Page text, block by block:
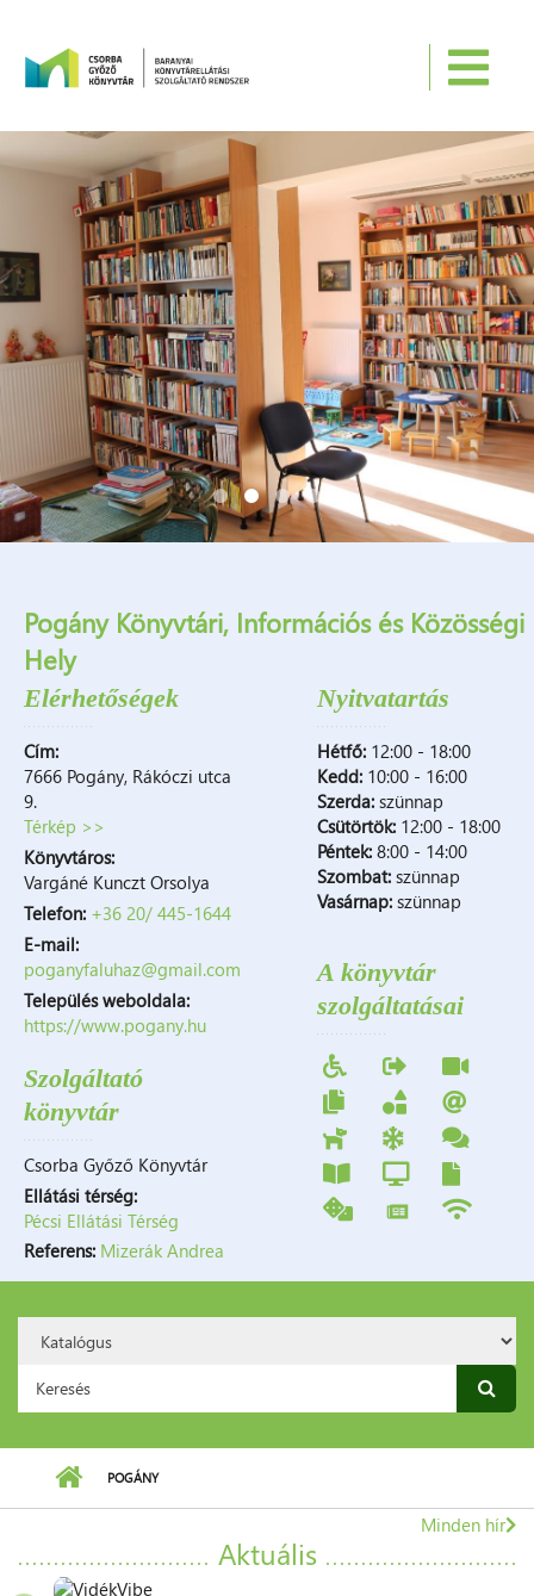
Pogány Könyvtári, Információs és Közösségi
Hely
Elérhetőségek
Cím:
7666 Pogány, Rákóczi utca
9.
Térkép >>
utca
Könyvtáros:
Vargáné Kunczt Orsolya
Telefon: +36 20/ 445-1644
E-mail:
poganyfaluhaz@gmail.com
Település weboldala:
https://www.pogany.hu
Szolgáltató
könyvtár
Csorba Győző Könyvtár
Ellátási térség:
Pécsi Ellátási Térség
Referens: Mizerák Andrea
Nyitvatartás
Hétfő: 12:00 - 18:00
Kedd: 10:00 - 16:00
Szerda:szünnap
Csütörtök: 12:00 - 18:00
Péntek:8:00 - 14:00
Szombat: szünnap
Vasárnap: szünnap
A könyvtár
szolgáltatásai
Option:
Keresés űrlap
POGÁNY
Aktuális
Minden hír